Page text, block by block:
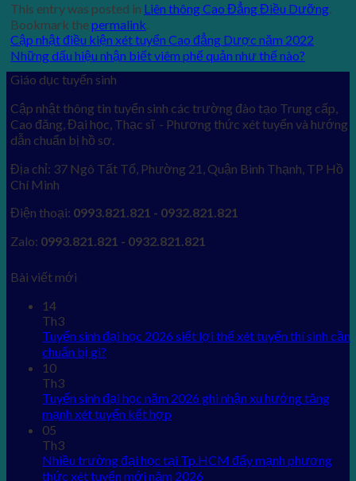
This entry was posted in Liên thông Cao Đẳng Điều Dưỡng.
Bookmark thepermalink.
Cập nhật điều kiện xét tuyển Cao đẳng Dược năm 2022
Những dấu hiệu nhận biết viêm phế quản như thế nào?
Giáo dục tuyển sinh
Cập nhật thông tin tuyển sinh các trường đào tạo Trung cấp,
Cao đăng, Đại học, Thạc sĩ - Phương thức xét tuyển và hướng
dẫn chuẩn bị hồ sơ.
Địa chỉ: 37 Ngô Tất Tố, Phường 21, Quận Bình Thạnh, TP Hồ
Chí Minh
Điện thoại: 0993.821.821 - 0932.821.821
Zalo: 0993.821.821 - 0932.821.821
Bài viết mới
14
Th3
Tuyển sinh đại học 2026 siết lợi thế xét tuyển thí sinh cần
chuẩn bị gì?
10
Th3
Tuyển sinh đại học năm 2026 ghi nhận xu hướng tăng
mạnh xét tuyển kết hợp
05
Th3
Nhiều trường đại học tại Tp.HCM đẩy mạnh phương
thức xét tuyển mới năm 2026